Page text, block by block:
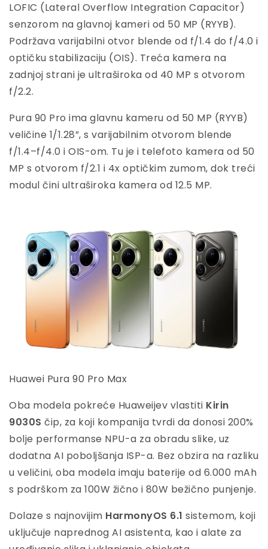
LOFIC (Lateral Overflow Integration Capacitor)
senzorom na glavnoj kameri od 50 MP (RYYB).
Podržava varijabilni otvor blende od f/1.4 do f/4.0 i
optičku stabilizaciju (OIS). Treća kamera na
zadnjoj strani je ultraširoka od 40 MP s otvorom
f/2.2.
Pura 90 Pro ima glavnu kameru od 50 MP (RYYB)
veličine 1/1.28”, s varijabilnim otvorom blende
f/1.4–f/4.0 i OIS-om. Tu je i telefoto kamera od 50
MP s otvorom f/2.1 i 4x optičkim zumom, dok treći
modul čini ultraširoka kamera od 12.5 MP.
Huawei Pura 90 Pro Max
Oba modela pokreće Huaweijev vlastiti Kirin
9030S čip, za koji kompanija tvrdi da donosi 200%
bolje performanse NPU-a za obradu slike, uz
dodatna AI poboljšanja ISP-a. Bez obzira na razliku
u veličini, oba modela imaju baterije od 6.000 mAh
s podrškom za 100W žično i 80W bežično punjenje.
Dolaze s najnovijim HarmonyOS 6.1 sistemom, koji
uključuje naprednog AI asistenta, kao i alate za